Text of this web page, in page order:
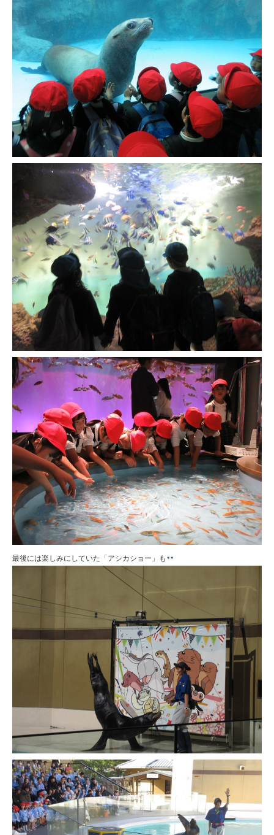
最後には楽しみにしていた「アシカショー」も